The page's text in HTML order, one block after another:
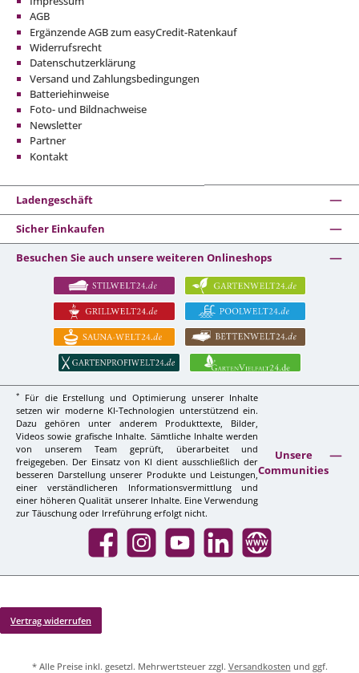
AGB
Ergänzende AGB zum easyCredit-Ratenkauf
Widerrufsrecht
Datenschutzerklärung
Versand und Zahlungsbedingungen
Batteriehinweise
Foto- und Bildnachweise
Newsletter
Partner
Kontakt
Ladengeschäft
Sicher Einkaufen
Besuchen Sie auch unsere weiteren Onlineshops
*
Für die Erstellung und Optimierung unserer Inhalte
setzen wir moderne KI-Technologien unterstützend ein.
Dazu gehören unter anderem Produkttexte, Bilder,
Videos sowie grafische Inhalte. Sämtliche Inhalte werden
von unserem Team geprüft, überarbeitet und
freigegeben. Der Einsatz von KI dient ausschließlich der
besseren Darstellung unserer Produkte und Leistungen,
einer verständlicheren Informationsvermittlung und
einer höheren Qualität unserer Inhalte. Eine Verwendung
zur Täuschung oder Irreführung erfolgt nicht.
Unsere
Communities
Facebook InstagramYouTube LinkedIn Website
Vertrag widerrufen
* Alle Preise inkl. gesetzl. Mehrwertsteuer zzgl. Versandkosten und ggf.